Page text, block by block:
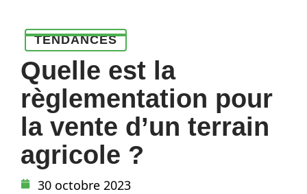
TENDANCES
Quelle est la
règlementation pour
la vente d’un terrain
agricole ?
30 octobre 2023